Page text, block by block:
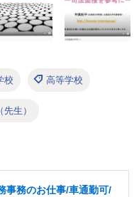
校 高等学校
生）
事務のお仕事/車通勤可/